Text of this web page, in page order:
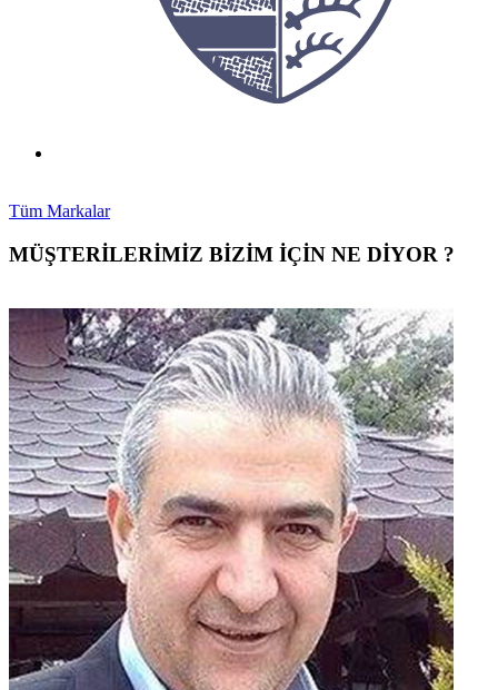
Tüm Markalar
MÜŞTERİLERİMİZ BİZİM İÇİN NE DİYOR ?